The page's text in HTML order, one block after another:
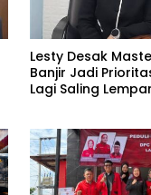
Lesty Desak
Banjir Jadi
Lagi Saling Lempar